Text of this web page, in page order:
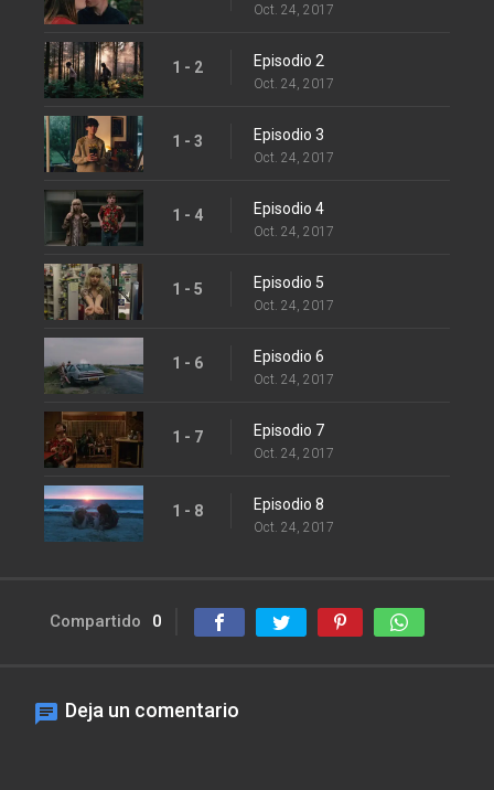
Oct. 24, 2017
1 - 2 Episodio 2
Oct. 24, 2017
1 - 3 Episodio 3
Oct. 24, 2017
1 - 4 Episodio 4
Oct. 24, 2017
1 - 5 Episodio 5
Oct. 24, 2017
1 - 6 Episodio 6
Oct. 24, 2017
1 - 7 Episodio 7
Oct. 24, 2017
1 - 8 Episodio 8
Oct. 24, 2017
Compartido 0
Deja un comentario